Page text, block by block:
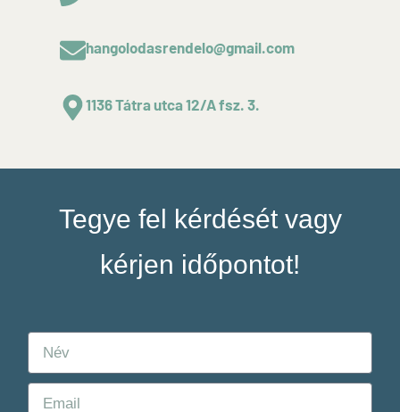
hangolodasrendelo@gmail.com
1136 Tátra utca 12/A fsz. 3.
Tegye fel kérdését vagy
kérjen időpontot!